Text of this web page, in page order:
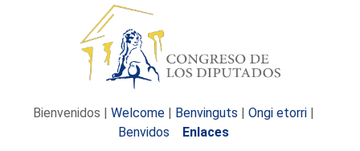
Bienvenidos | Welcome | Benvinguts | Ongi etorri |
Benvidos
Enlaces